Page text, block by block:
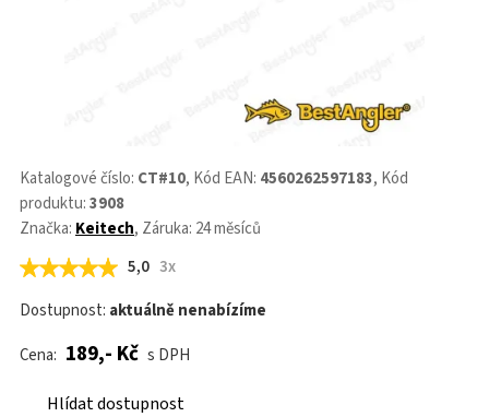
Katalogové číslo: CT#10, Kód EAN: 4560262597183, Kód
produktu:3908
Značka: Keitech, Záruka: 24 měsíců
5,0 3x
Dostupnost: aktuálně nenabízíme
Cena: 189,- Kč s DPH
Hlídat dostupnost